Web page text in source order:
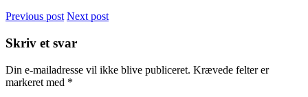
Previous post Next post
Skriv et svar
Din e-mailadresse vil ikke blive publiceret. Krævede felter er
markeret med *